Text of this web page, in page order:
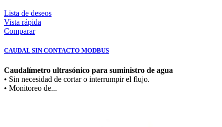
Lista de deseos
Vista rápida
Comparar
CAUDAL SIN CONTACTO MODBUS
Caudalímetro ultrasónico para suministro de agua
• Sin necesidad de cortar o interrumpir el flujo.
• Monitoreo de...